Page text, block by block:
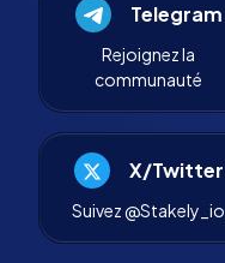
Telegram
Rejoignez la
communauté
X/Twitter
Suivez @Stakely_io